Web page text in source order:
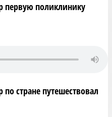
первую поликлинику
стране путешествовал